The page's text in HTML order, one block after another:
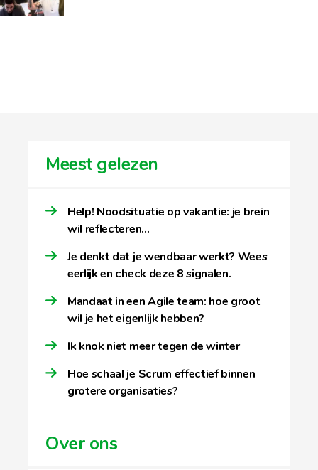
Meest gelezen
Help! Noodsituatie op vakantie: je brein
wil reflecteren…
Je denkt dat je wendbaar werkt? Wees
eerlijk en check deze 8 signalen.
Mandaat in een Agile team: hoe groot
wil je het eigenlijk hebben?
Ik knok niet meer tegen de winter
Hoe schaal je Scrum effectief binnen
grotere organisaties?
Over ons